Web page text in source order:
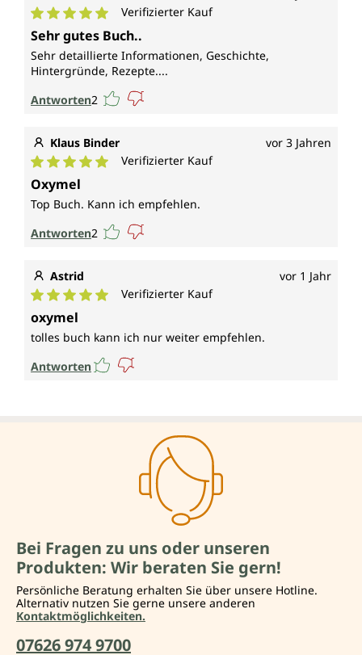
Durchschnittliche Bewertung von 5 von 5 Sternen
Verifizierter Kauf
Sehr gutes Buch..
Sehr detaillierte Informationen, Geschichte,
Hintergründe, Rezepte....
Antworten2
Klaus Binder vor 3 Jahren
Durchschnittliche Bewertung von 5 von 5 Sternen
Verifizierter Kauf
Oxymel
Top Buch. Kann ich empfehlen.
Antworten2
Astrid vor 1 Jahr
Durchschnittliche Bewertung von 5 von 5 Sternen
Verifizierter Kauf
oxymel
tolles buch kann ich nur weiter empfehlen.
Antworten
Bei Fragen zu uns oder unseren
Produkten: Wir beraten Sie gern!
Persönliche Beratung erhalten Sie über unsere Hotline.
Alternativ nutzen Sie gerne unsere anderen
Kontaktmöglichkeiten.
07626 974 9700